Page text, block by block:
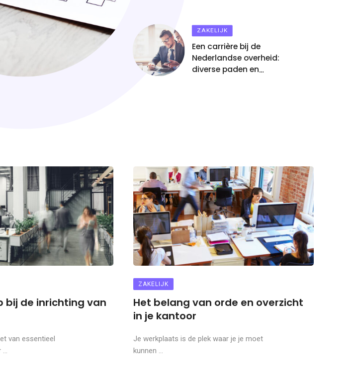
ZAKELIJK
Een carrière bij de
Nederlandse overheid:
diverse paden en
bij de inrichting van
van essentieel
ZAKELIJK
Het belang van orde en overzicht
in je kantoor
Je werkplaats is de plek waar je je moet
kunnen ...